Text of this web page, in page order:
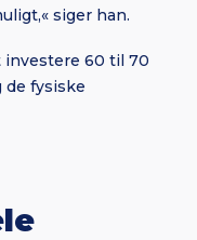
siger han.
investere 60 til 70
de fysiske